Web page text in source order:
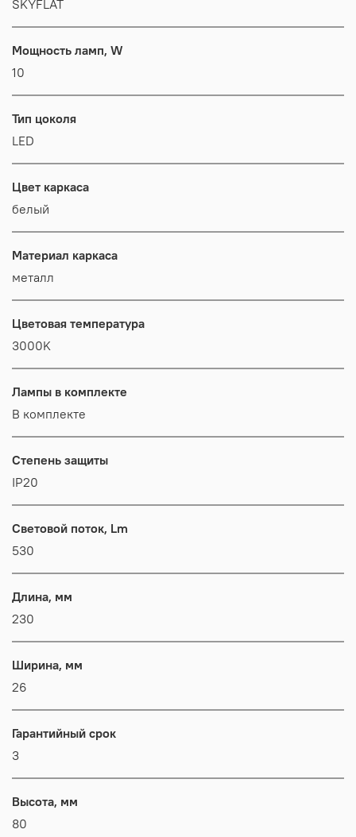
SKYFLAT
Мощность ламп, W
10
Тип цоколя
LED
Цвет каркаса
белый
Материал каркаса
металл
Цветовая температура
3000K
Лампы в комплекте
В комплекте
Степень защиты
IP20
Световой поток, Lm
530
Длина, мм
230
Ширина, мм
26
Гарантийный срок
3
Высота, мм
80